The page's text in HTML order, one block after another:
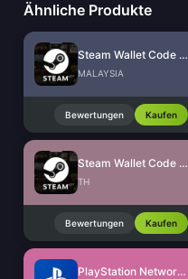
Ähnliche Produkte
Steam Wallet Code (MYR)
MALAYSIA
Bewertungen Kaufen
Steam Wallet Code (THB)
TH
Bewertungen Kaufen
PlayStation Network Card (US)